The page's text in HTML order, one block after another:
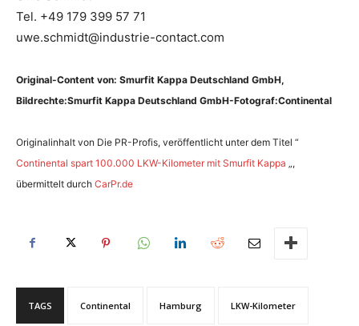
Tel. +49 179 399 57 71
uwe.schmidt@industrie-contact.com
Original-Content von: Smurfit Kappa Deutschland GmbH,
Bildrechte:Smurfit Kappa Deutschland GmbH-Fotograf:Continental
Originalinhalt von Die PR-Profis, veröffentlicht unter dem Titel “
Continental spart 100.000 LKW-Kilometer mit Smurfit Kappa „,
übermittelt durch CarPr.de
TAGS Continental Hamburg LKW-Kilometer